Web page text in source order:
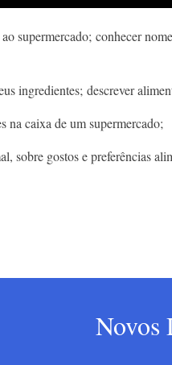
supermercado; conhecer
ingredientes; descrever
na caixa de um supermercado;
sobre gostos e preferências
Novos